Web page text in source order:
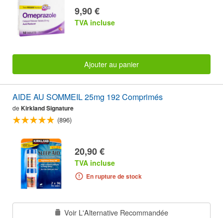
9,90 €
TVA incluse
Ajouter au panier
AIDE AU SOMMEIL 25mg 192 Comprimés
de Kirkland Signature
(896)
20,90 €
TVA incluse
En rupture de stock
Voir L'Alternative Recommandée